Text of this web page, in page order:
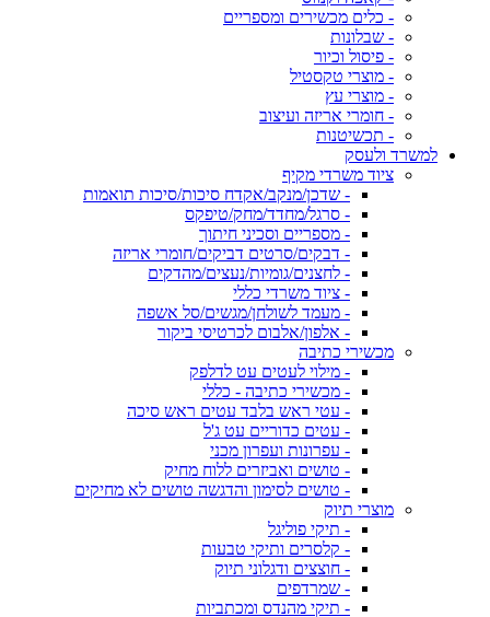
- כלים מכשירים ומספריים
- שבלונות
- פיסול וכיור
- מוצרי טקסטיל
- מוצרי עץ
- חומרי אריזה ועיצוב
- תכשיטנות
למשרד ולעסק
ציוד משרדי מקיף
- שדכן/מנקב/אקדח סיכות/סיכות תואמות
- סרגל/מחדד/מחק/טיפקס
- מספריים וסכיני חיתוך
- דבקים/סרטים דביקים/חומרי אריזה
- לחצנים/גומיות/נעצים/מהדקים
- ציוד משרדי כללי
- מעמד לשולחן/מגשים/סל אשפה
- אלפון/אלבום לכרטיסי ביקור
מכשירי כתיבה
- מילוי לעטים עט לדלפק
- מכשירי כתיבה - כללי
- עטי ראש בלבד עטים ראש סיכה
- עטים כדוריים עט ג'ל
- עפרונות ועפרון מכני
- טושים ואביזרים ללוח מחיק
- טושים לסימון והדגשה טושים לא מחיקים
מוצרי תיוק
- תיקי פוליגל
- קלסרים ותיקי טבעות
- חוצצים ודגלוני תיוק
- שמרדפים
- תיקי מהנדס ומכתביות